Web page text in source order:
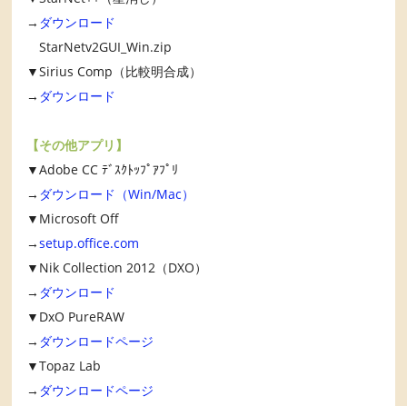
→ ダウンロード
StarNetv2GUI_Win.zip
▼Sirius Comp（比較明合成）
→ ダウンロード
【その他アプリ】
▼Adobe CC ﾃﾞｽｸﾄｯﾌﾟｱﾌﾟﾘ
→ ダウンロード（Win/Mac）
▼Microsoft Off
→setup.office.com
▼Nik Collection 2012（DXO）
→ ダウンロード
▼DxO PureRAW
→ ダウンロードページ
▼Topaz Lab
→ ダウンロードページ